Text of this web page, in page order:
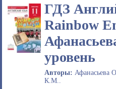
ГДЗ
Rainbow
уровень
Авторы: Афанасьева
К.М..